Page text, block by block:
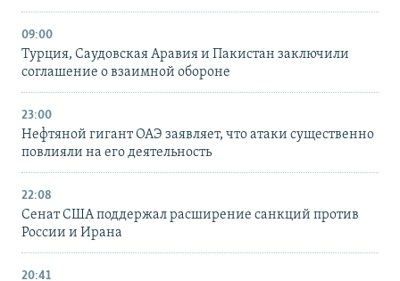
09:00
Турция, Саудовская Аравия и Пакистан заключили
соглашение о взаимной обороне
23:00
Нефтяной гигант ОАЭ заявляет, что атаки существенно
повлияли на его деятельность
22:08
Сенат США поддержал расширение санкций против
России и Ирана
20:41